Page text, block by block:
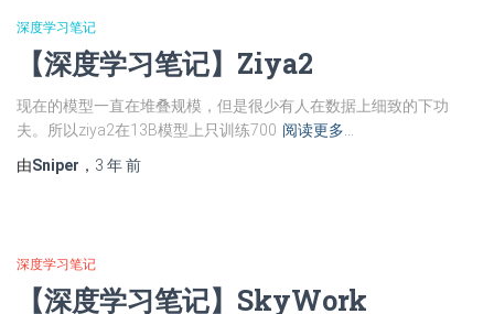
深度学习笔记
【深度学习笔记】Ziya2
现在的模型一直在堆叠规模，但是很少有人在数据上细致的下功
夫。所以ziya2在13B模型上只训练700 阅读更多…
由Sniper ， 3 年前
深度学习笔记
【深度学习笔记】SkyWork